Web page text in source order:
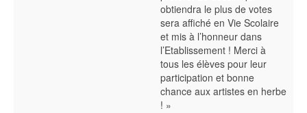
obtiendra le plus de votes
sera affiché en Vie Scolaire
et mis à l’honneur dans
l’Etablissement ! Merci à
tous les élèves pour leur
participation et bonne
chance aux artistes en herbe
! »